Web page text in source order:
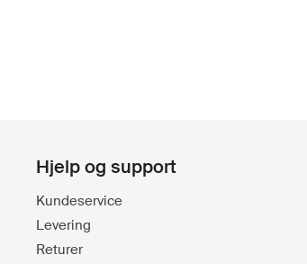
Hjelp og support
Kundeservice
Levering
Returer